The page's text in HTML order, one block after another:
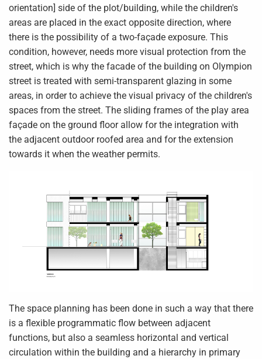
orientation] side of the plot/building, while the children's
areas are placed in the exact opposite direction, where
there is the possibility of a two-façade exposure. This
condition, however, needs more visual protection from the
street, which is why the facade of the building on Olympion
street is treated with semi-transparent glazing in some
areas, in order to achieve the visual privacy of the children's
spaces from the street. The sliding frames of the play area
façade on the ground floor allow for the integration with
the adjacent outdoor roofed area and for the extension
towards it when the weather permits.
The space planning has been done in such a way that there
is a flexible programmatic flow between adjacent
functions, but also a seamless horizontal and vertical
circulation within the building and a hierarchy in primary